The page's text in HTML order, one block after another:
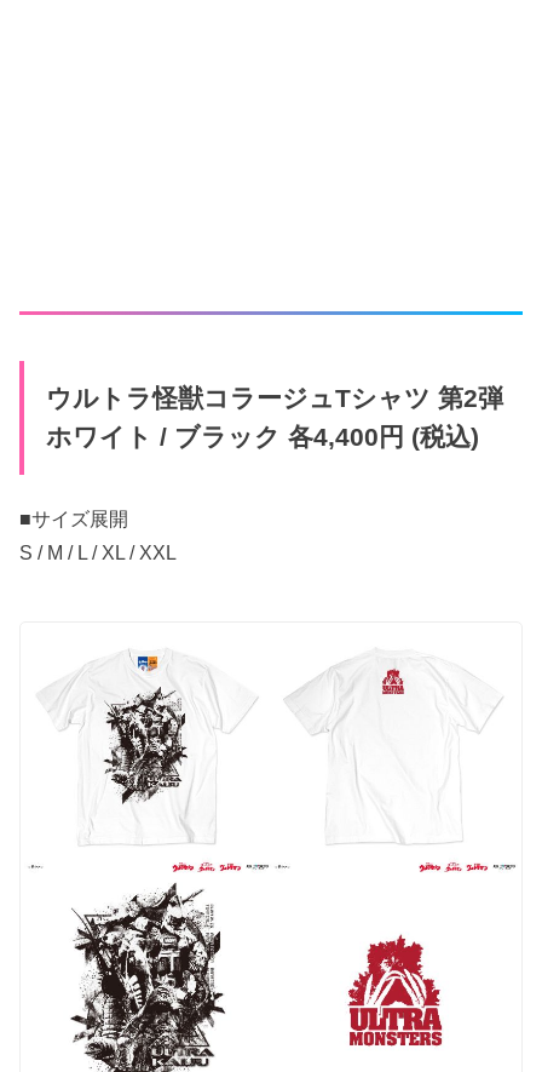
ウルトラ怪獣コラージュTシャツ 第2弾
ホワイト / ブラック 各4,400円 (税込)
■サイズ展開
S / M / L / XL / XXL